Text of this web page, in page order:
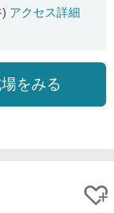
アクセス詳細
をみる